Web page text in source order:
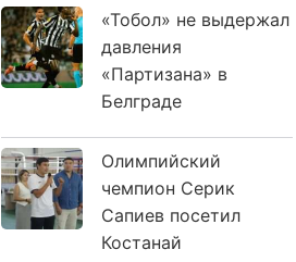
«Тобол» не выдержал
давления
«Партизана» в
Белграде
Олимпийский
чемпион Серик
Сапиев посетил
Костанай